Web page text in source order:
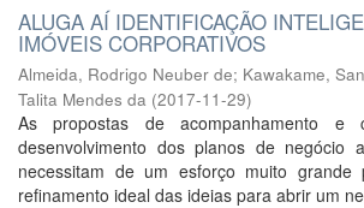
ALUGA AÍ IDENTIFICAÇÃO
IMÓVEIS CORPORATIVOS
Almeida, Rodrigo Neuber de; Kawakame,
Talita Mendes da (2017-11-29)
As propostas de acompanhamento e
desenvolvimento dos planos de negócio
necessitam de um esforço muito
refinamento ideal das ideias para abrir um